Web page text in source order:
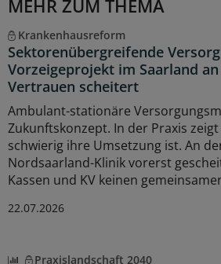
MEHR ZUM THEMA
Krankenhausreform
Sektorenübergreifende
Vorzeigeprojekt im Saarland
Vertrauen scheitert
Ambulant-stationäre
Zukunftskonzept. In der Praxis
schwierig ihre Umsetzung ist. An
Nordsaarland-Klinik vorerst
Kassen und KV keinen
22.07.2026
Praxislandschaft 2040